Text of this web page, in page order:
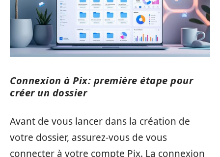
Connexion à Pix: première étape pour
créer un dossier
Avant de vous lancer dans la création de
votre dossier, assurez-vous de vous
connecter à votre compte Pix. La connexion